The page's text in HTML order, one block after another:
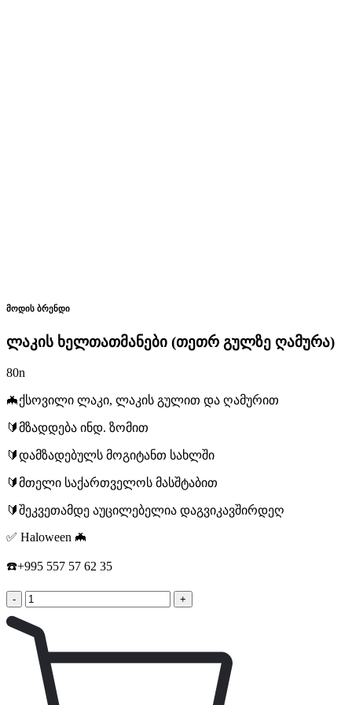
მოდის ბრენდი
ლაკის ხელთათმანები (თეთრ გულზე ღამურა)
80n
🦇ქსოვილი ლაკი, ლაკის გულით და ღამურით
🔰მზადდება ინდ. ზომით
🔰დამზადებულს მოგიტანთ სახლში
🔰მთელი საქართველოს მასშტაბით
🔰შეკვეთამდე აუცილებელია დაგვიკავშირდეღ
✅ Haloween 🦇
☎️+995 557 57 62 35